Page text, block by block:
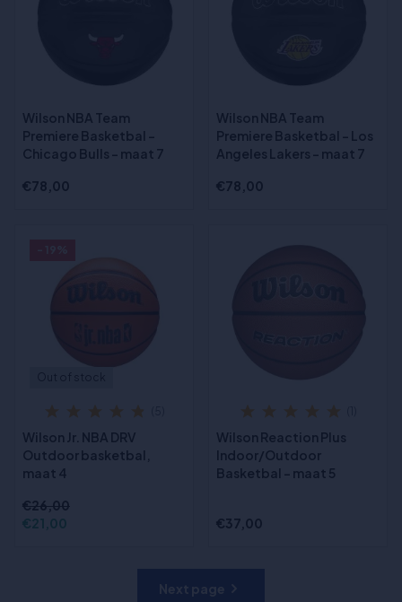
Wilson NBA Team
Premiere Basketbal -
Chicago Bulls - maat 7
€78,00
Wilson NBA Team
Premiere Basketbal - Los
Angeles Lakers - maat 7
€78,00
Wilson Jr. NBA DRV
Outdoor basketbal,
maat 4
€26,00
€21,00
Wilson Reaction Plus
Indoor/Outdoor
Basketbal - maat 5
€37,00